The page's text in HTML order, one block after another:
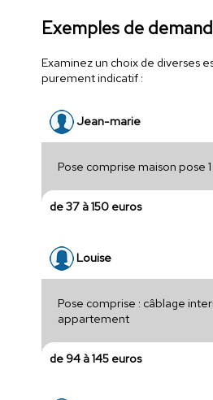
Exemples de
Examinez un choix de diverses
purement indicatif :
Jean-marie
Pose comprise maison pose
de 37 à 150 euros
Louise
Pose comprise : câblage
appartement
de 94 à 145 euros